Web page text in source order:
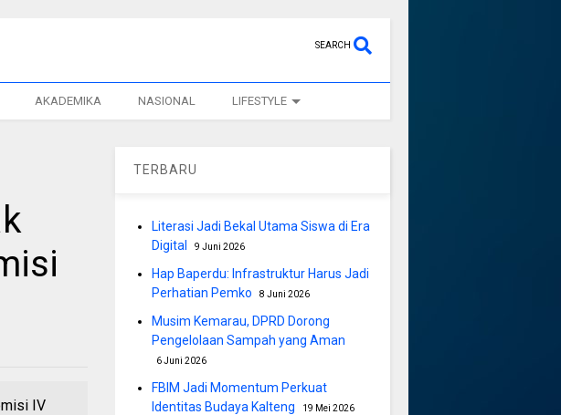
SEARCH
AKADEMIKA NASIONAL LIFESTYLE
IV
TERBARU
Literasi Jadi Bekal Utama Siswa di Era
Digital
9 Juni 2026
Hap Baperdu: Infrastruktur Harus Jadi
Perhatian Pemko
8 Juni 2026
Musim Kemarau, DPRD Dorong
Pengelolaan Sampah yang Aman
6 Juni 2026
FBIM Jadi Momentum Perkuat
Identitas Budaya Kalteng
19 Mei 2026